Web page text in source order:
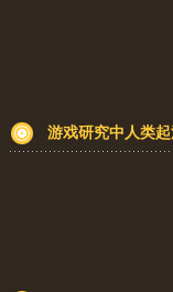
游戏研究中人类